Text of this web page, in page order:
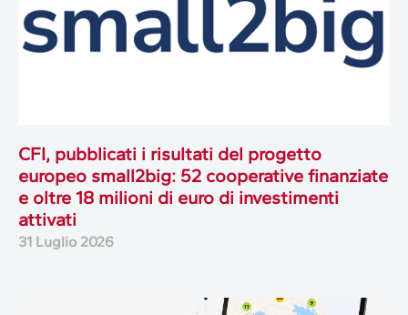
CFI, pubblicati i risultati del progetto
europeo small2big: 52 cooperative finanziate
e oltre 18 milioni di euro di investimenti
attivati
31 Luglio 2026